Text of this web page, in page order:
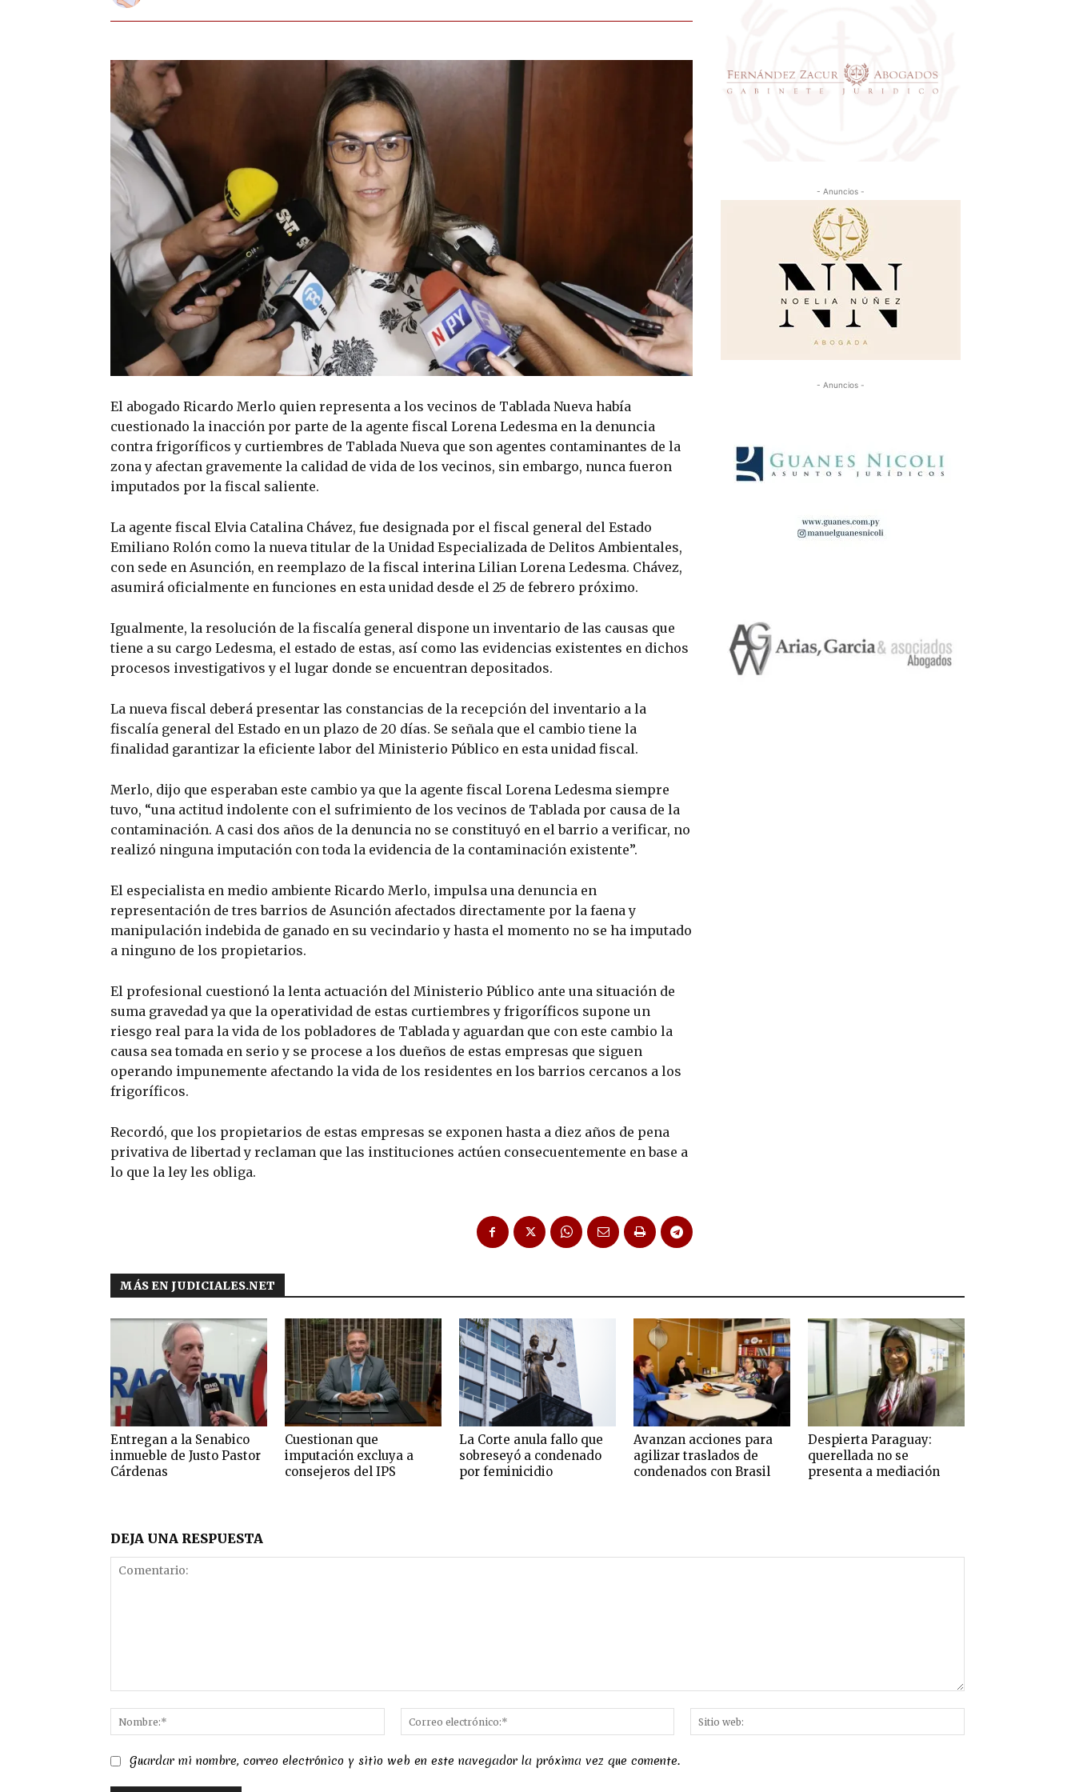
El abogado Ricardo Merlo quien representa a los vecinos de Tablada Nueva había
cuestionado la inacción por parte de la agente fiscal Lorena Ledesma en la denuncia
contra frigoríficos y curtiembres de Tablada Nueva que son agentes contaminantes de la
zona y afectan gravemente la calidad de vida de los vecinos, sin embargo, nunca fueron
imputados por la fiscal saliente.
La agente fiscal Elvia Catalina Chávez, fue designada por el fiscal general del Estado
Emiliano Rolón como la nueva titular de la Unidad Especializada de Delitos Ambientales,
con sede en Asunción, en reemplazo de la fiscal interina Lilian Lorena Ledesma. Chávez,
asumirá oficialmente en funciones en esta unidad desde el 25 de febrero próximo.
Igualmente, la resolución de la fiscalía general dispone un inventario de las causas que
tiene a su cargo Ledesma, el estado de estas, así como las evidencias existentes en dichos
procesos investigativos y el lugar donde se encuentran depositados.
La nueva fiscal deberá presentar las constancias de la recepción del inventario a la
fiscalía general del Estado en un plazo de 20 días. Se señala que el cambio tiene la
finalidad garantizar la eficiente labor del Ministerio Público en esta unidad fiscal.
Merlo, dijo que esperaban este cambio ya que la agente fiscal Lorena Ledesma siempre
tuvo, “una actitud indolente con el sufrimiento de los vecinos de Tablada por causa de la
contaminación. A casi dos años de la denuncia no se constituyó en el barrio a verificar, no
realizó ninguna imputación con toda la evidencia de la contaminación existente”.
El especialista en medio ambiente Ricardo Merlo, impulsa una denuncia en
representación de tres barrios de Asunción afectados directamente por la faena y
manipulación indebida de ganado en su vecindario y hasta el momento no se ha imputado
a ninguno de los propietarios.
El profesional cuestionó la lenta actuación del Ministerio Público ante una situación de
suma gravedad ya que la operatividad de estas curtiembres y frigoríficos supone un
riesgo real para la vida de los pobladores de Tablada y aguardan que con este cambio la
causa sea tomada en serio y se procese a los dueños de estas empresas que siguen
operando impunemente afectando la vida de los residentes en los barrios cercanos a los
frigoríficos.
Recordó, que los propietarios de estas empresas se exponen hasta a diez años de pena
privativa de libertad y reclaman que las instituciones actúen consecuentemente en base a
lo que la ley les obliga.
- Anuncios -
- Anuncios -
MÁS EN JUDICIALES.NET
Entregan a la Senabico
inmueble de Justo Pastor
Cárdenas
Cuestionan que
imputación excluya a
consejeros del IPS
La Corte anula fallo que
sobreseyó a condenado
por feminicidio
Avanzan acciones para
agilizar traslados de
condenados con Brasil
Despierta Paraguay:
querellada no se
presenta a mediación
DEJA UNA RESPUESTA
Nombre:*
Correo
electrónico:*
web:
Guardar mi nombre, correo electrónico y sitio web en este navegador la próxima vez que comente.